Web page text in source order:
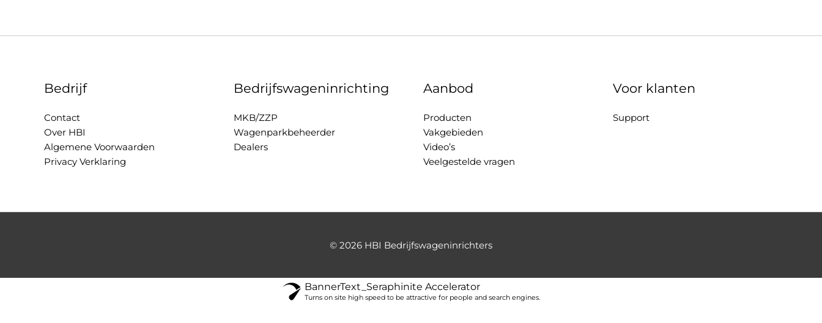
Bedrijf
Contact
Over HBI
Algemene Voorwaarden
Privacy Verklaring
Bedrijfswageninrichting
MKB/ZZP
Wagenparkbeheerder
Dealers
Aanbod
Producten
Vakgebieden
Video’s
Veelgestelde vragen
Voor klanten
Support
© 2026 HBI Bedrijfswageninrichters
BannerText_Seraphinite Accelerator
Turns on site high speed to be attractive for people and search engines.